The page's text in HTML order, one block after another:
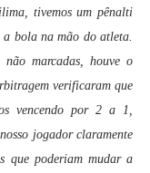
tivemos um pênalti
a bola na mão do atleta.
marcadas, houve o
verificaram que
vencendo por 2 a 1,
jogador claramente
que poderiam mudar a